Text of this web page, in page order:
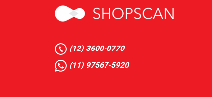
(12) 3600-0770
(11) 97567-5920